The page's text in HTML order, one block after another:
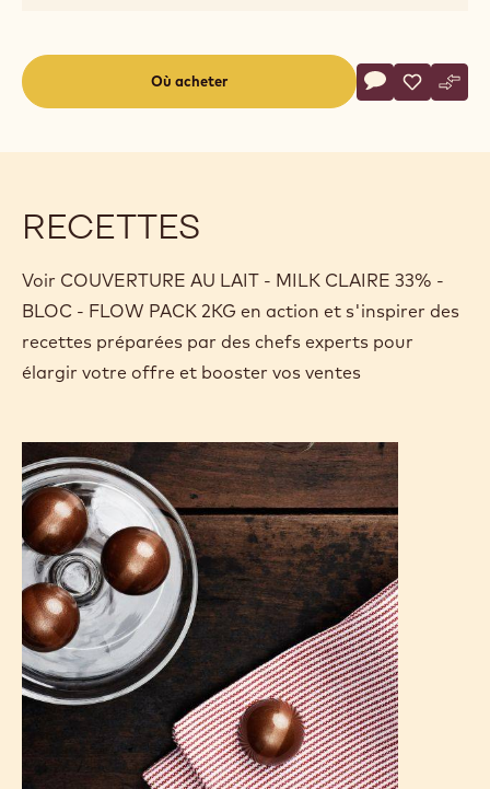
Où acheter
Actions
Écrire un
- - -
RECETTES
Voir COUVERTURE AU LAIT - MILK CLAIRE 33% -
BLOC - FLOW PACK 2KG en action et s'inspirer des
recettes préparées par des chefs experts pour
élargir votre offre et booster vos ventes
Chocolats
au
birnenbrot
et
Milk
Claire